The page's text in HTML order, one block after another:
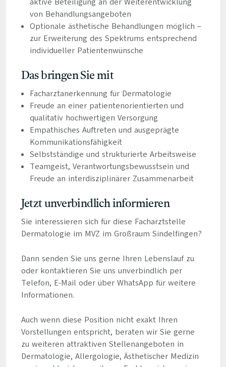
von Behandlungsangeboten
Optionale ästhetische Behandlungen möglich –
zur Erweiterung des Spektrums entsprechend
individueller Patientenwünsche
Das bringen Sie mit
Facharztanerkennung für Dermatologie
Freude an einer patientenorientierten und
qualitativ hochwertigen Versorgung
Empathisches Auftreten und ausgeprägte
Kommunikationsfähigkeit
Selbstständige und strukturierte Arbeitsweise
Teamgeist, Verantwortungsbewusstsein und
Freude an interdisziplinärer Zusammenarbeit
Jetzt unverbindlich informieren
Sie interessieren sich für diese Facharztstelle
Dermatologie im MVZ im Großraum Sindelfingen?
Dann senden Sie uns gerne Ihren Lebenslauf zu
oder kontaktieren Sie uns unverbindlich per
Telefon, E-Mail oder über WhatsApp für weitere
Informationen.
Auch wenn diese Position nicht exakt Ihren
Vorstellungen entspricht, beraten wir Sie gerne
zu weiteren attraktiven Stellenangeboten in
Dermatologie, Allergologie, Ästhetischer Medizin